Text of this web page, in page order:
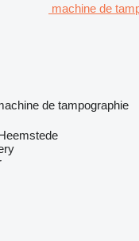
machine de
de tampographie